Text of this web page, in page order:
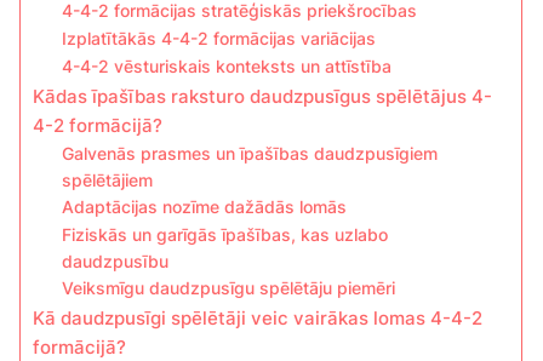
4-4-2 formācijas stratēģiskās priekšrocības
Izplatītākās 4-4-2 formācijas variācijas
4-4-2 vēsturiskais konteksts un attīstība
Kādas īpašības raksturo daudzpusīgus spēlētājus 4-
4-2 formācijā?
Galvenās prasmes un īpašības daudzpusīgiem
spēlētājiem
Adaptācijas nozīme dažādās lomās
Fiziskās un garīgās īpašības, kas uzlabo
daudzpusību
Veiksmīgu daudzpusīgu spēlētāju piemēri
Kā daudzpusīgi spēlētāji veic vairākas lomas 4-4-2
formācijā?